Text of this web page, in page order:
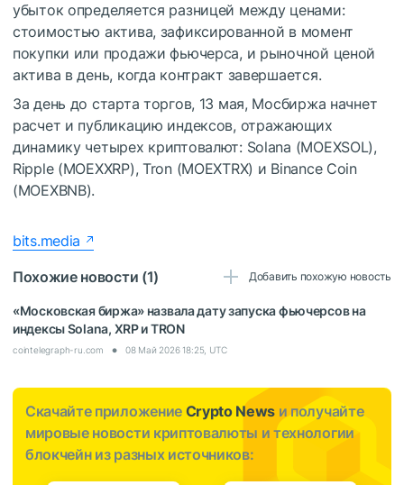
убыток определяется разницей между ценами:
стоимостью актива, зафиксированной в момент
покупки или продажи фьючерса, и рыночной ценой
актива в день, когда контракт завершается.
За день до старта торгов, 13 мая, Мосбиржа начнет
расчет и публикацию индексов, отражающих
динамику четырех криптовалют: Solana (MOEXSOL),
Ripple (MOEXXRP), Tron (MOEXTRX) и Binance Coin
(MOEXBNB).
bits.media
Похожие новости (1)
Добавить похожую новость
«Московская биржа» назвала дату запуска фьючерсов на
индексы Solana, XRP и TRON
cointelegraph-ru.com 08 Май 2026 18:25, UTC
Скачайте приложение Crypto News и получайте
мировые новости криптовалюты и технологии
блокчейн из разных источников: